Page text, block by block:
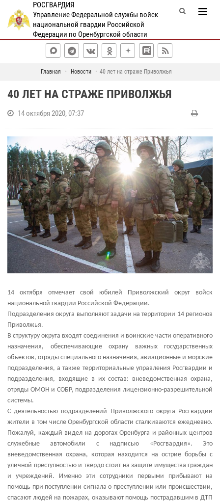
РОСГВАРДИЯ
Управление Федеральной службы войск
национальной гвардии Российской
Федерации по Оренбургской области
Главная Новости 40 лет на страже Приволжья
40 ЛЕТ НА СТРАЖЕ ПРИВОЛЖЬЯ
14 октября 2020, 07:37
14 октября отмечает свой юбилей Приволжский округ войск
национальной гвардии Российской Федерации.
Подразделения округа выполняют задачи на территории 14 регионов
Приволжья.
В структуру округа входят соединения и воинские части оперативного
назначения, обеспечивающие охрану важных государственных
объектов, отряды специального назначения, авиационные и морские
подразделения, а также территориальные управления Росгвардии и
подразделения, входящие в их состав: вневедомственная охрана,
отряды ОМОН и СОБР, подразделения лицензионно-разрешительной
системы.
С деятельностью подразделений Приволжского округа Росгвардии
жители в том числе Оренбургской области сталкиваются ежедневно.
Пожалуй, каждый видел на дорогах Оренбурга и районных центров
служебные автомобили с надписью «Росгвардия». Это
вневедомственная охрана, которая находится на острие борьбы с
уличной преступностью и твердо стоит на защите имущества граждан
и учреждений. Именно эти сотрудники первыми прибывают на
помощь при поступлении сигнала о преступлении или происшествии,
спасают людей на пожарах, оказывают помощь пострадавшим в ДТП